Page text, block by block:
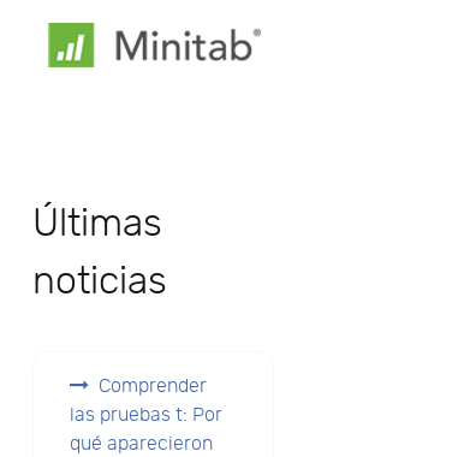
Últimas
noticias
Comprender
las pruebas t: Por
qué aparecieron